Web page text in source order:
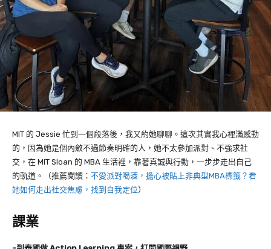
MIT 的 Jessie 忙到一個段落後，我又約她聊聊。這次其實我心裡滿感動
的，因為她是個內斂不過節奏明確的人，她不太參加派對、不強求社
交，在 MIT Sloan 的 MBA 生活裡，靠著真誠與行動，一步步走出自己
的軌道。（推薦閱讀： 不愛派對喝酒，擔心被貼上非典型MBA標籤？看
她如何走出社交焦慮，找到自我定位）
課業